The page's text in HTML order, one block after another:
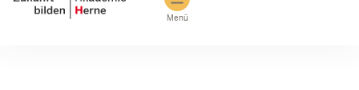
Main navigation
Menü